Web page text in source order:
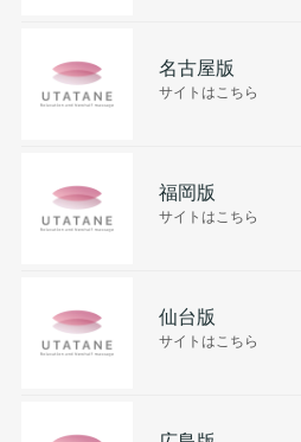
名古屋版
サイトはこちら
福岡版
サイトはこちら
仙台版
サイトはこちら